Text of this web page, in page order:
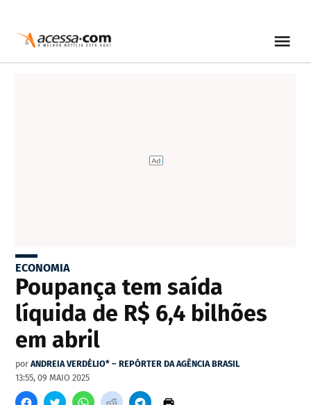
ECONOMIA
Poupança tem saída
líquida de R$ 6,4 bilhões
em abril
por ANDREIA VERDÉLIO* – REPÓRTER DA AGÊNCIA BRASIL
13:55, 09 MAIO 2025